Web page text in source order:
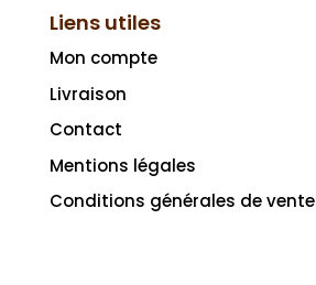
Liens utiles
Mon compte
Livraison
Contact
Mentions légales
Conditions générales de vente